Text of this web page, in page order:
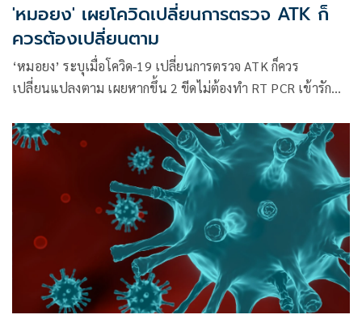
'หมอยง' เผยโควิดเปลี่ยนการตรวจ ATK ก็
ควรต้องเปลี่ยนตาม
‘หมอยง’ ระบุเมื่อโควิด-19 เปลี่ยนการตรวจ ATK ก็ควร
เปลี่ยนแปลงตาม เผยหากขึ้น 2 ขีดไม่ต้องทำ RT PCR เข้ารักษา